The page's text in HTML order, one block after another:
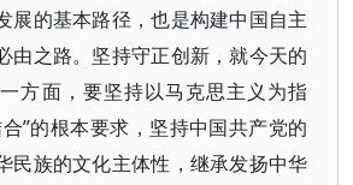
展的基本路径，也是构建中国自主
由之路。坚持守正创新，就今天的
方面，要坚持以马克思主义为指
”的根本要求，坚持中国共产党的
民族的文化主体性，继承发扬中华